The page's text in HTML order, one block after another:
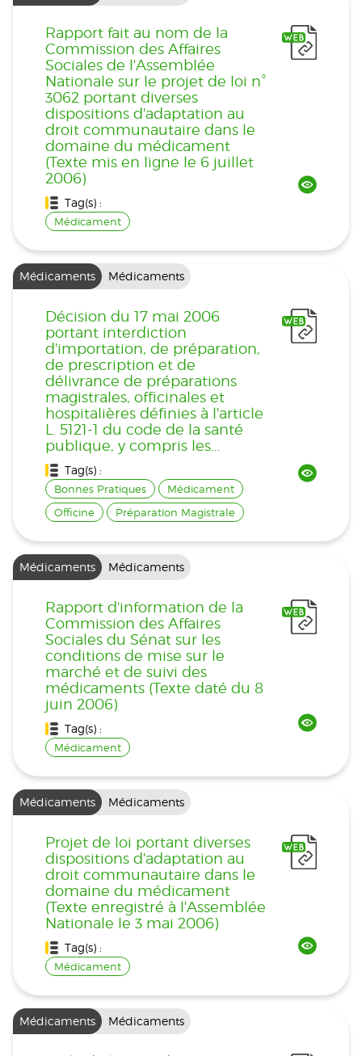
Rapport fait au nom de la
Commission des Affaires
Sociales de l'Assemblée
Nationale sur le projet de loi n°
3062 portant diverses
dispositions d'adaptation au
droit communautaire dans le
domaine du médicament
(Texte mis en ligne le 6 juillet
2006)
Tag(s) :
Médicament
Médicaments Médicaments
Décision du 17 mai 2006
portant interdiction
d'importation, de préparation,
de prescription et de
délivrance de préparations
magistrales, officinales et
hospitalières définies à l'article
L. 5121-1 du code de la santé
publique, y compris les...
Tag(s) :
Bonnes Pratiques
Médicament
Officine
Préparation Magistrale
Médicaments Médicaments
Rapport d'information de la
Commission des Affaires
Sociales du Sénat sur les
conditions de mise sur le
marché et de suivi des
médicaments (Texte daté du 8
juin 2006)
Tag(s) :
Médicament
Médicaments Médicaments
Projet de loi portant diverses
dispositions d'adaptation au
droit communautaire dans le
domaine du médicament
(Texte enregistré à l'Assemblée
Nationale le 3 mai 2006)
Tag(s) :
Médicament
Médicaments Médicaments